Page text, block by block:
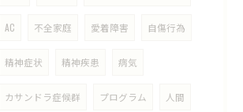
AC 不全家庭 愛着障害 自傷行為
精神症状 精神疾患 病気
カサンドラ症候群 プログラム 人間